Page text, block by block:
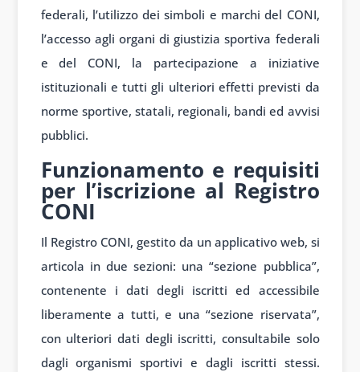
federali, l’utilizzo dei simboli e marchi del CONI,
l’accesso agli organi di giustizia sportiva federali
e del CONI, la partecipazione a iniziative
istituzionali e tutti gli ulteriori effetti previsti da
norme sportive, statali, regionali, bandi ed avvisi
pubblici.
Funzionamento e requisiti
per l’iscrizione al Registro
CONI
Il Registro CONI, gestito da un applicativo web, si
articola in due sezioni: una “sezione pubblica”,
contenente i dati degli iscritti ed accessibile
liberamente a tutti, e una “sezione riservata”,
con ulteriori dati degli iscritti, consultabile solo
dagli organismi sportivi e dagli iscritti stessi.